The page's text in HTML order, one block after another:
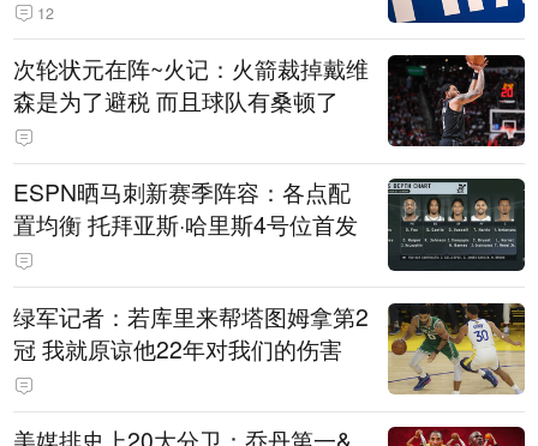
12
次轮状元在阵~火记：火箭裁掉戴维
森是为了避税 而且球队有桑顿了
ESPN晒马刺新赛季阵容：各点配
置均衡 托拜亚斯·哈里斯4号位首发
绿军记者：若库里来帮塔图姆拿第2
冠 我就原谅他22年对我们的伤害